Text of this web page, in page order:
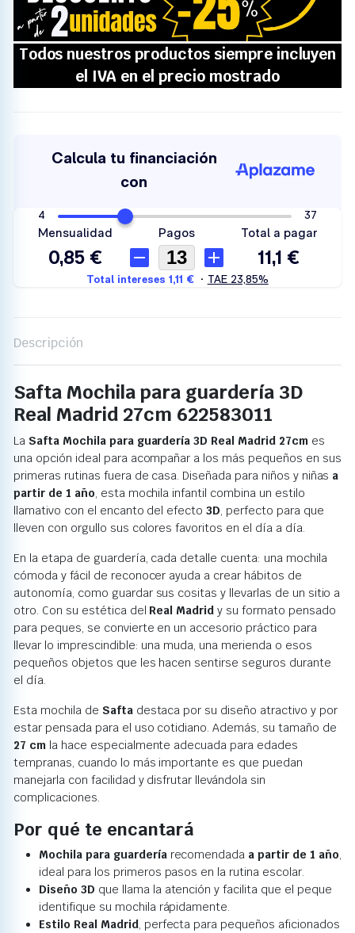
Descripción
Safta Mochila para guardería 3D
Real Madrid 27cm 622583011
La Safta Mochila para guardería 3D Real Madrid 27cm es
una opción ideal para acompañar a los más pequeños en sus
primeras rutinas fuera de casa. Diseñada para niños y niñas a
partir de 1 año, esta mochila infantil combina un estilo
llamativo con el encanto del efecto3D, perfecto para que
lleven con orgullo sus colores favoritos en el día a día.
En la etapa de guardería, cada detalle cuenta: una mochila
cómoda y fácil de reconocer ayuda a crear hábitos de
autonomía, como guardar sus cositas y llevarlas de un sitio a
otro. Con su estética del Real Madrid y su formato pensado
para peques, se convierte en un accesorio práctico para
llevar lo imprescindible: una muda, una merienda o esos
pequeños objetos que les hacen sentirse seguros durante
el día.
Esta mochila de Saftadestaca por su diseño atractivo y por
estar pensada para el uso cotidiano. Además, su tamaño de
27 cm la hace especialmente adecuada para edades
tempranas, cuando lo más importante es que puedan
manejarla con facilidad y disfrutar llevándola sin
complicaciones.
Por qué te encantará
Mochila para guarderíarecomendada a partir de 1 año,
ideal para los primeros pasos en la rutina escolar.
Diseño 3D que llama la atención y facilita que el peque
identifique su mochila rápidamente.
Estilo Real Madrid, perfecta para pequeños aficionados